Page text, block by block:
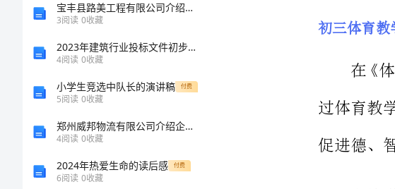
（实
用）
宝丰县路美工程有限公司介绍企业发展分析报告
3阅读 0收藏
2023年建筑行业投标文件初步施组4
4阅读 0收藏
小学生竞选中队长的演讲稿 付费
5阅读 0收藏
郑州威邦物流有限公司介绍企业发展分析报告
4阅读 0收藏
2024年热爱生命的读后感 付费
6阅读 0收藏